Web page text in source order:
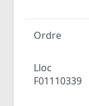
Ordre
Lloc
F01110339